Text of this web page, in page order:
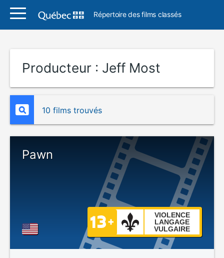
Répertoire des films classés
Producteur : Jeff Most
10 films trouvés
Pawn
VIOLENCE
LANGAGE
VULGAIRE